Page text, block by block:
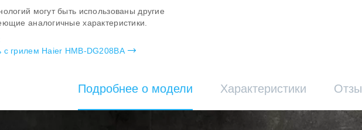
могут быть использованы другие
аналогичные характеристики.
с грилем Haier HMB-DG208BA
Подробнее о модели Характеристики